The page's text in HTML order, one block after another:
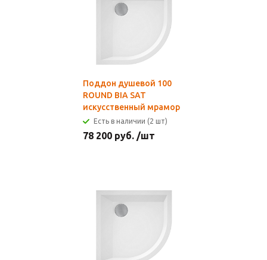
Поддон душевой 100
ROUND BIA SAT
искусственный мрамор
Есть в наличии (2 шт)
78 200 руб. /шт